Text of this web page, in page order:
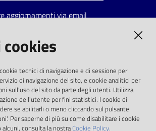
aggiornamenti via email
previste dalla direttiva
98/CE e dal d.lgs. 36/2006
tecnici di navigazione e di sessione per
di navigazione del sito, e cookie analitici per
sull'uso del sito da parte degli utenti. Utilizza
dell'utente per fini statistici. I cookie di
se abilitarli o meno cliccando sul pulsante
Per saperne di più su come disabilitare i cookie
consulta la nostraCookie Policy.